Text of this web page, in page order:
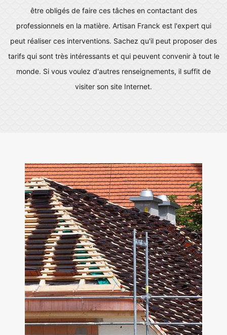
être obligés de faire ces tâches en contactant des
professionnels en la matière. Artisan Franck est l'expert qui
peut réaliser ces interventions. Sachez qu'il peut proposer des
tarifs qui sont très intéressants et qui peuvent convenir à tout le
monde. Si vous voulez d'autres renseignements, il suffit de
visiter son site Internet.